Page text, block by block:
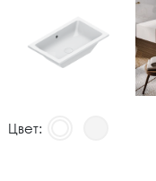
Цвет: